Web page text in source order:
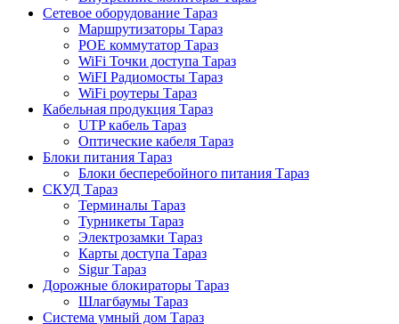
Сетевое оборудование Тараз
Маршрутизаторы Тараз
POE коммутатор Тараз
WiFi Точки доступа Тараз
WiFI Радиомосты Тараз
WiFi роутеры Тараз
Кабельная продукция Тараз
UTP кабель Тараз
Оптические кабеля Тараз
Блоки питания Тараз
Блоки бесперебойного питания Тараз
СКУД Тараз
Терминалы Тараз
Турникеты Тараз
Электрозамки Тараз
Карты доступа Тараз
Sigur Тараз
Дорожные блокираторы Тараз
Шлагбаумы Тараз
Система умный дом Тараз